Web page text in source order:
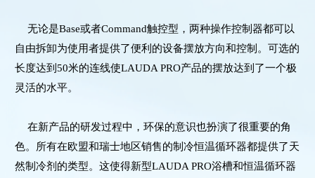
无论是Base或者Command触控型，两种操作控制器都可以
自由拆卸为使用者提供了便利的设备摆放方向和控制。可选的
长度达到50米的连线使LAUDA PRO产品的摆放达到了一个极
灵活的水平。
在新产品的研发过程中，环保的意识也扮演了很重要的角
色。所有在欧盟和瑞士地区销售的制冷恒温循环器都提供了天
然制冷剂的类型。这使得新型LAUDA PRO浴槽和恒温循环器